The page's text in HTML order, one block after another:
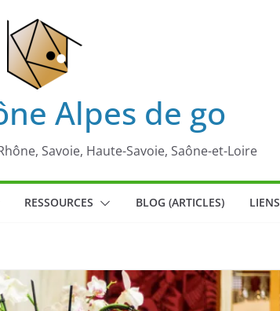
Alpes de go
Savoie, Haute-Savoie, Saône-et-Loire
RESSOURCES BLOG (ARTICLES) LIENS